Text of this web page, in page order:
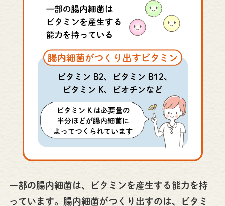
一部の腸内細菌は、ビタミンを産生する能力を持
っています。腸内細菌がつくり出すのは、ビタミ